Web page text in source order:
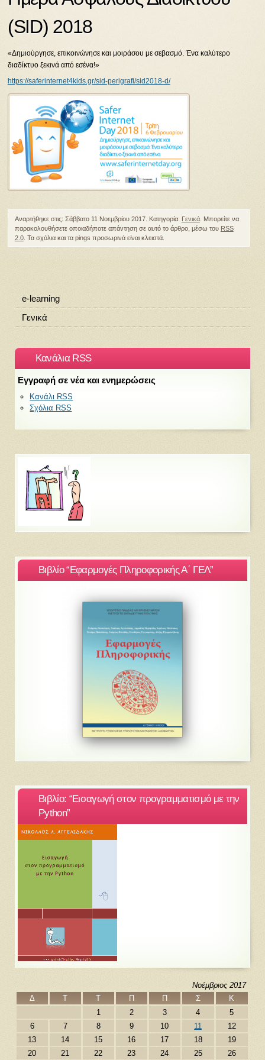
(SID) 2018
«Δημιούργησε, επικοινώνησε και μοιράσου με σεβασμό. Ένα καλύτερο
διαδίκτυο ξεκινά από εσένα!»
https://saferinternet4kids.gr/sid-perigrafi/sid2018-d/
Αναρτήθηκε στις: Σάββατο 11 Νοεμβρίου 2017. Κατηγορία: Γενικά. Μπορείτε να
παρακολουθήσετε οποιαδήποτε απάντηση σε αυτό το άρθρο, μέσω του RSS
2.0. Τα σχόλια και τα pings προσωρινά είναι κλειστά.
e-learning
Γενικά
Κανάλια RSS
Εγγραφή σε νέα και ενημερώσεις
Κανάλι RSS
Σχόλια RSS
Βιβλίο “Εφαρμογές Πληροφορικής Α΄ ΓΕΛ”
Βιβλίο: “Εισαγωγή στον προγραμματισμό με την
Python”
Νοέμβριος 2017
Δ
Τ Τ Π Π Σ
Κ
1
2 3 4
5
6
7 8 9 10 11
12
13
14 15 16 17 18
19
20
21 22 23 24 25 26